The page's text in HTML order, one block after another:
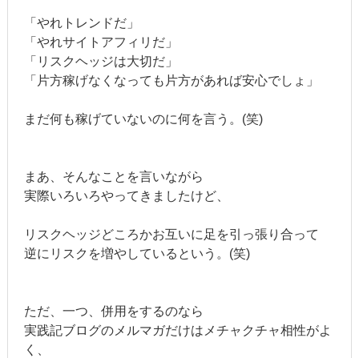
「やれトレンドだ」
「やれサイトアフィリだ」
「リスクヘッジは大切だ」
「片方稼げなくなっても片方があれば安心でしょ」
まだ何も稼げていないのに何を言う。(笑)
まあ、そんなことを言いながら
実際いろいろやってきましたけど、
リスクヘッジどころかお互いに足を引っ張り合って
逆にリスクを増やしているという。(笑)
ただ、一つ、併用をするのなら
実践記ブログのメルマガだけはメチャクチャ相性がよ
く、